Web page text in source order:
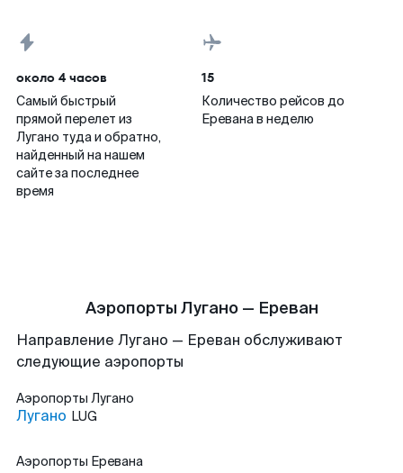
около 4 часов
Самый быстрый
прямой перелет из
Лугано туда и обратно,
найденный на нашем
сайте за последнее
время
15
Количество рейсов до
Еревана в неделю
Аэропорты Лугано — Ереван
Направление Лугано — Ереван обслуживают
следующие аэропорты
Аэропорты Лугано
Лугано LUG
Аэропорты Еревана